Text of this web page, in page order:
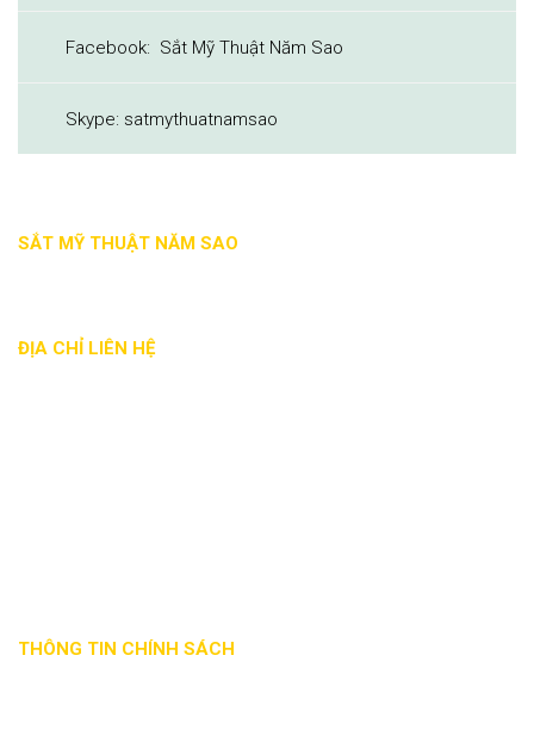
Facebook: Sắt Mỹ Thuật Năm Sao
Skype: satmythuatnamsao
SẮT MỸ THUẬT NĂM SAO
ĐỊA CHỈ LIÊN HỆ
THÔNG TIN CHÍNH SÁCH